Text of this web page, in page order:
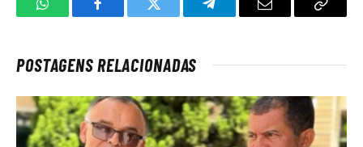
WhatsAppFacebookTwitter TelegramaE-
Copiar
POSTAGENS RELACIONADAS